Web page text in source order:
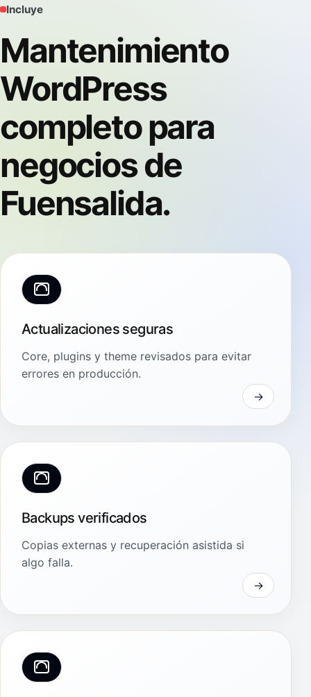
Incluye
Mantenimiento
WordPress
completo para
negocios de
Fuensalida.
Actualizaciones seguras
Core, plugins y theme revisados para evitar
errores en producción.
Backups verificados
Copias externas y recuperación asistida si
algo falla.